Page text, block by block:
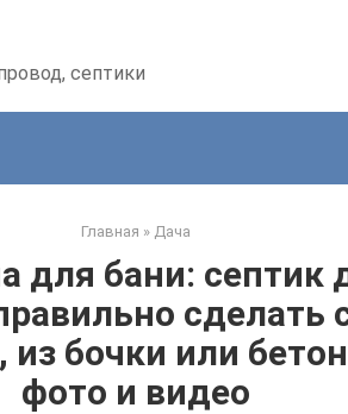
септики
Главная » Дача
для бани: септик
сделать
бочки или
фото и видео